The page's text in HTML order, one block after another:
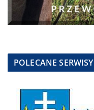
POLECANE SERWISY